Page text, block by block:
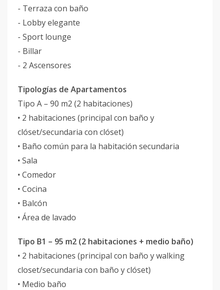
- Terraza con baño
- Lobby elegante
- Sport lounge
- Billar
- 2 Ascensores
Tipologías de Apartamentos
Tipo A – 90 m2 (2 habitaciones)
• 2 habitaciones (principal con baño y
clóset/secundaria con clóset)
• Baño común para la habitación secundaria
• Sala
• Comedor
• Cocina
• Balcón
• Área de lavado
Tipo B1 – 95 m2 (2 habitaciones + medio baño)
• 2 habitaciones (principal con baño y walking
closet/secundaria con baño y clóset)
• Medio baño